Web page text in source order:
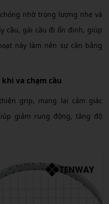
nhờ trọng lượng nhẹ và
cầu, gài cầu đi ổn định, giúp
này làm nên sự cân bằng
va chạm cầu
grip, mang lại cảm giác
giảm rung động, tăng độ